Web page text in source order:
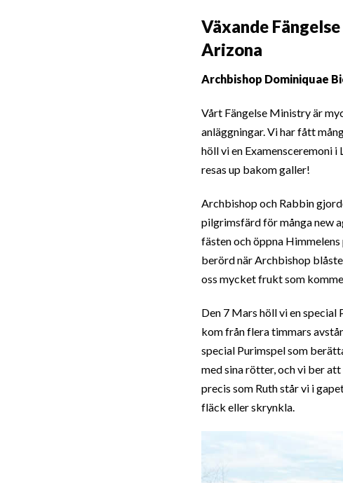
Växande
Arizona
Archbishop Dominiquae
Vårt Fängelse Ministry är
anläggningar. Vi har fått
höll vi en Examensceremoni
resas up bakom galler!
Archbishop och Rabbin
pilgrimsfärd för många new
fästen och öppna
berörd när Archbishop blåste
oss mycket frukt som
Den 7 Mars höll vi en
kom från flera timmars
special Purimspel som
med sina rötter, och vi ber
precis som Ruth står vi i
fläck eller skrynkla.